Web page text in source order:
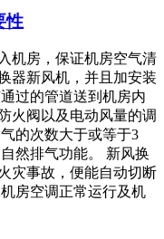
性
机房，保证机房空气清
器新风机，并且加安装
过的管道送到机房内
火阀以及电动风量的调
的次数大于或等于3
然排气功能。 新风换
灾事故，便能自动切断
房空调正常运行及机